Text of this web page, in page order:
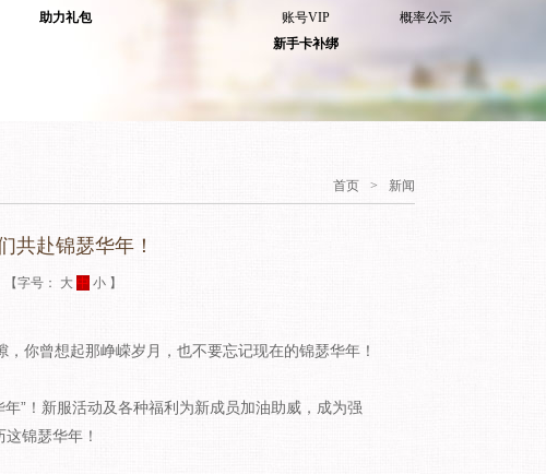
助力礼包
账号VIP
新手卡补绑
概率公示
首页 > 新闻
共赴锦瑟华年！
【字号： 大 中 小 】
曾想起那峥嵘岁月，也不要忘记现在的锦瑟华年！
！新服活动及各种福利为新成员加油助威，成为强
锦瑟华年！